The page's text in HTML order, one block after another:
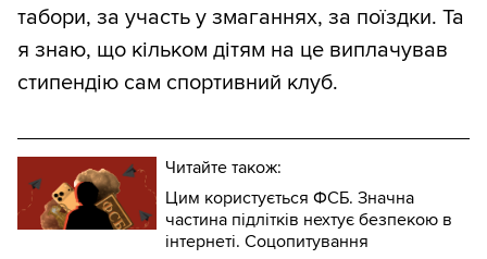
табори, за участь у змаганнях, за поїздки. Та
я знаю, що кільком дітям на це виплачував
стипендію сам спортивний клуб.
Читайте також:
Цим користується ФСБ. Значна
частина підлітків нехтує безпекою в
інтернеті. Соцопитування